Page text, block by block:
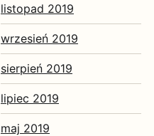
listopad 2019
wrzesień 2019
sierpień 2019
lipiec 2019
maj 2019